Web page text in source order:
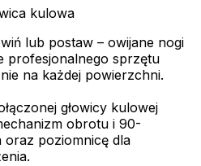
kulowa
lub postaw – owijane nogi
profesjonalnego sprzętu
na każdej powierzchni.
głowicy kulowej
obrotu i 90-
poziomnicę dla